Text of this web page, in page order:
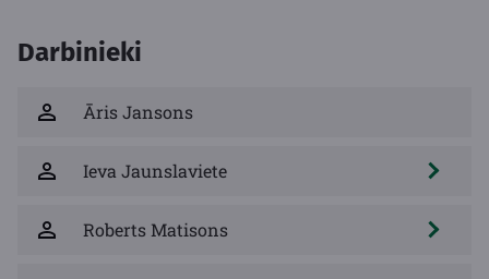
Darbinieki
Āris Jansons
Ieva Jaunslaviete
Roberts Matisons